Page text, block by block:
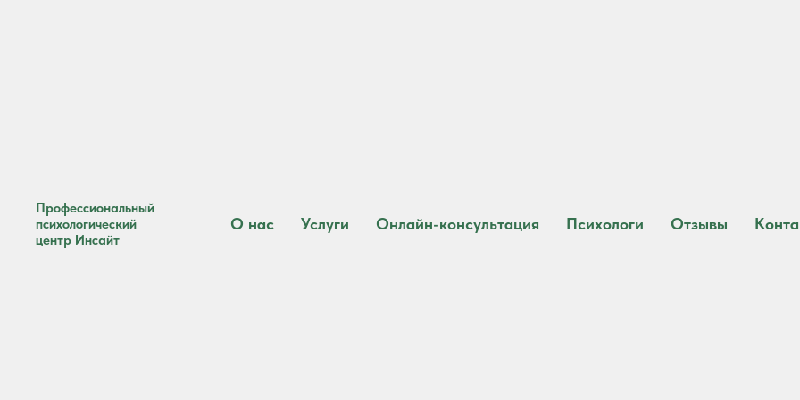
Профессиональный
психологический
центр Инсайт
О нас Услуги Онлайн-консультация Психологи Отзывы